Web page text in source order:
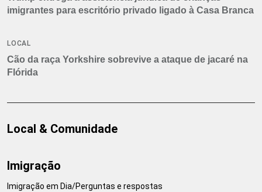
imigrantes para escritório privado ligado à Casa Branca
LOCAL
Cão da raça Yorkshire sobrevive a ataque de jacaré na
Flórida
Local & Comunidade
Imigração
Imigração em Dia/Perguntas e respostas